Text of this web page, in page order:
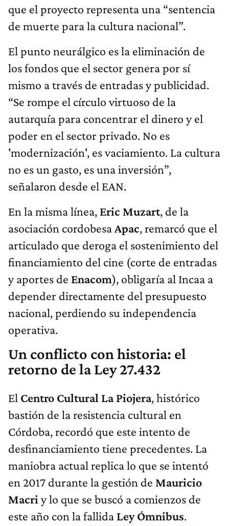
que el proyecto representa una “sentencia
de muerte para la cultura nacional”.
El punto neurálgico es la eliminación de
los fondos que el sector genera por sí
mismo a través de entradas y publicidad.
“Se rompe el círculo virtuoso de la
autarquía para concentrar el dinero y el
poder en el sector privado. No es
'modernización', es vaciamiento. La cultura
no es un gasto, es una inversión”,
señalaron desde el EAN.
En la misma línea, Eric Muzart, de la
asociación cordobesaApac, remarcó que el
articulado que deroga el sostenimiento del
financiamiento del cine (corte de entradas
y aportes de Enacom), obligaría al Incaa a
depender directamente del presupuesto
nacional, perdiendo su independencia
operativa.
Un conflicto con historia: el
retorno de la Ley 27.432
El Centro Cultural La Piojera, histórico
bastión de la resistencia cultural en
Córdoba, recordó que este intento de
desfinanciamiento tiene precedentes. La
maniobra actual replica lo que se intentó
en 2017 durante la gestión de Mauricio
Macri y lo que se buscó a comienzos de
este año con la fallida Ley Ómnibus.